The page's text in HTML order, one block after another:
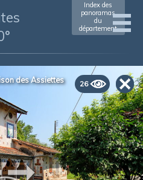
Index des
panoramas
du
département
26
des Assiettes